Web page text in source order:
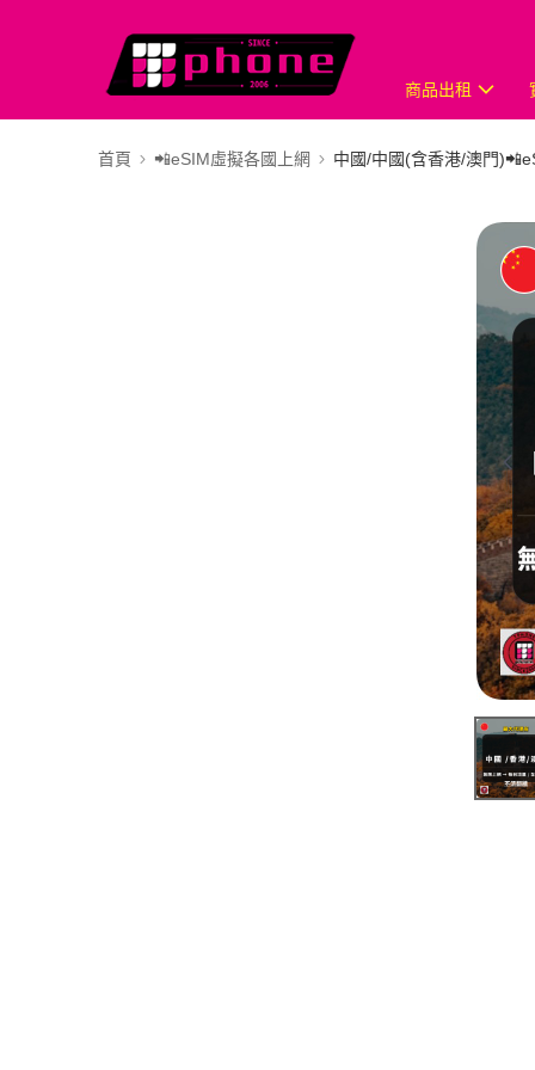
商品出租
首頁 📲eSIM虛擬各國上網 中國/中國(含香港/澳門